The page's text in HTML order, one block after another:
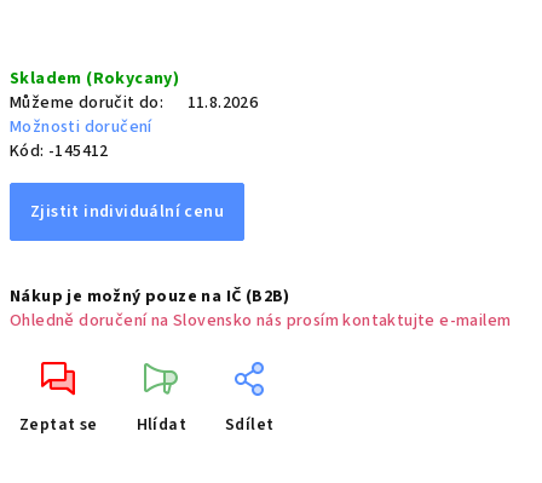
cena:
Skladem (Rokycany)
Můžeme doručit do:
11.8.2026
Možnosti doručení
Kód: -145412
Zjistit individuální cenu
Nákup je možný pouze na IČ (B2B)
Ohledně doručení na Slovensko nás prosím kontaktujte e-mailem
Zeptat se Hlídat Sdílet